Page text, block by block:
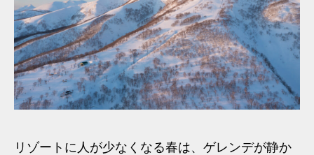
リゾートに人が少なくなる春は、ゲレンデが静か